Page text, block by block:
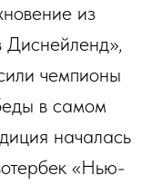
из
Диснейленд»,
чемпионы
в самом
началась
«Нью-